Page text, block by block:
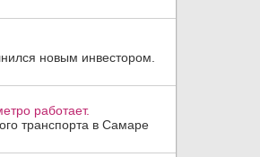
новым инвестором.
работает.
транспорта в Самаре